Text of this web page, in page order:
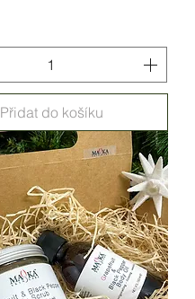
Přidat do košíku